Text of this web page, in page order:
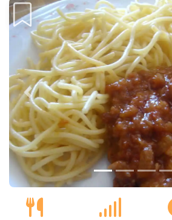
Anterior